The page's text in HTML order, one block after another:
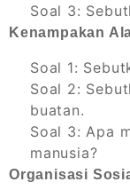
Soal 3:
Kenampakan
Soal 1:
Soal 2:
buatan.
Soal 3: Apa
manusia?
Organisasi